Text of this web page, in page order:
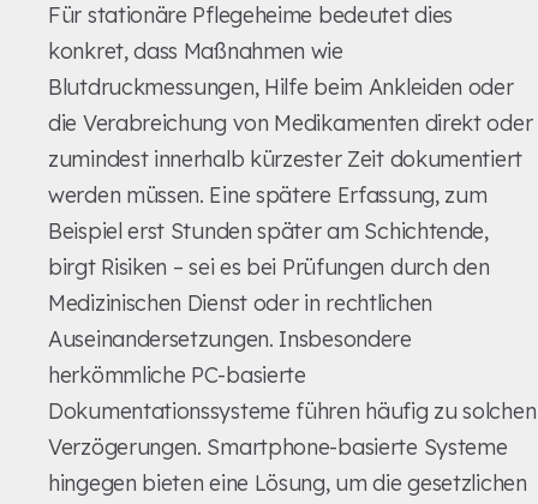
Für stationäre Pflegeheime bedeutet dies
konkret, dass Maßnahmen wie
Blutdruckmessungen, Hilfe beim Ankleiden oder
die Verabreichung von Medikamenten direkt oder
zumindest innerhalb kürzester Zeit dokumentiert
werden müssen. Eine spätere Erfassung, zum
Beispiel erst Stunden später am Schichtende,
birgt Risiken – sei es bei Prüfungen durch den
Medizinischen Dienst oder in rechtlichen
Auseinandersetzungen. Insbesondere
herkömmliche PC-basierte
Dokumentationssysteme führen häufig zu solchen
Verzögerungen. Smartphone-basierte Systeme
hingegen bieten eine Lösung, um die gesetzlichen